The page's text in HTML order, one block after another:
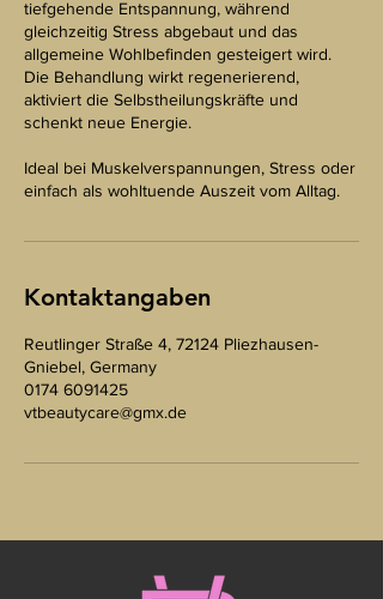
tiefgehende Entspannung, während
gleichzeitig Stress abgebaut und das
allgemeine Wohlbefinden gesteigert wird.
Die Behandlung wirkt regenerierend,
aktiviert die Selbstheilungskräfte und
schenkt neue Energie.
Ideal bei Muskelverspannungen, Stress oder
einfach als wohltuende Auszeit vom Alltag.
Kontaktangaben
Reutlinger Straße 4, 72124 Pliezhausen-
Gniebel, Germany
0174 6091425
vtbeautycare@gmx.de